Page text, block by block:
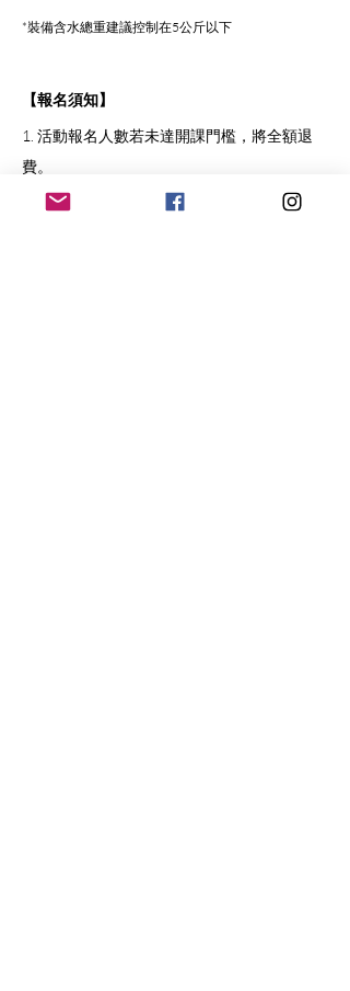
*裝備含水總重建議控制在5公斤以下
【報名須知】
1. 活動報名人數若未達開課門檻，將全額退
費。
2. 若遇氣象惡劣或天災警報，本活動可能受天